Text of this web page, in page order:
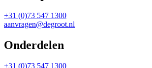
+31 (0)73 547 1300
aanvragen@degroot.nl
Onderdelen
+31 (0)73 547 1300